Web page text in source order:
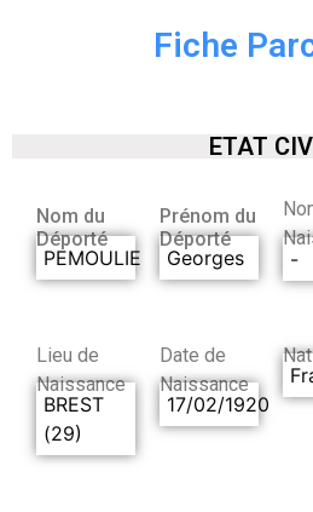
Fiche
ETAT
Nom du
Déporté
PEMOULIE
Prénom du
Déporté
Georges -
Lieu de
Naissance
BREST
(29)
Date de
Naissance
17/02/1920